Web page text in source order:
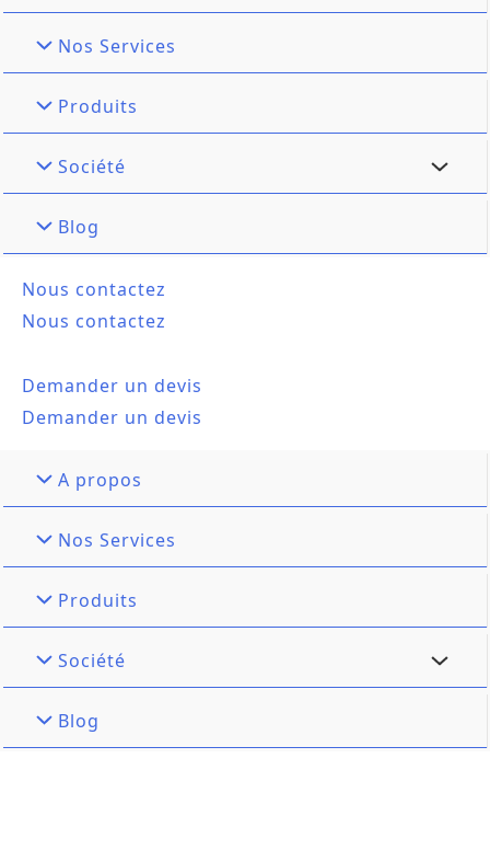
Nos Services
Produits
Société
Blog
Nous contactez
Nous contactez
Demander un devis
Demander un devis
A propos
Nos Services
Produits
Société
Blog